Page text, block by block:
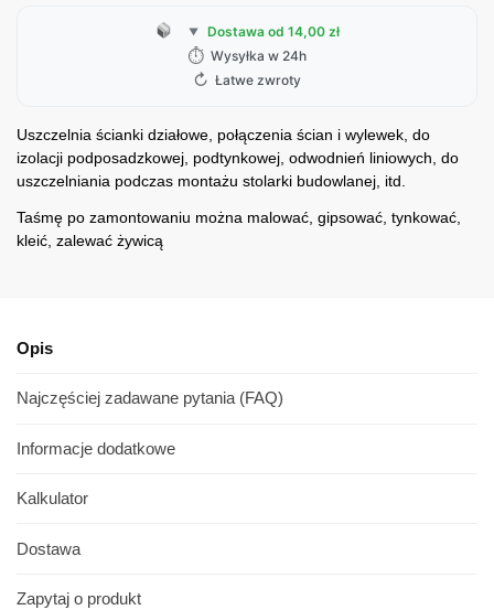
▼ Dostawa od 14,00 zł
⏱ Wysyłka w 24h
↻ Łatwe zwroty
Uszczelnia ścianki działowe, połączenia ścian i wylewek, do
izolacji podposadzkowej, podtynkowej, odwodnień liniowych, do
uszczelniania podczas montażu stolarki budowlanej, itd.
Taśmę po zamontowaniu można malować, gipsować, tynkować,
kleić, zalewać żywicą
Opis
Najczęściej zadawane pytania (FAQ)
Informacje dodatkowe
Kalkulator
Dostawa
Zapytaj o produkt